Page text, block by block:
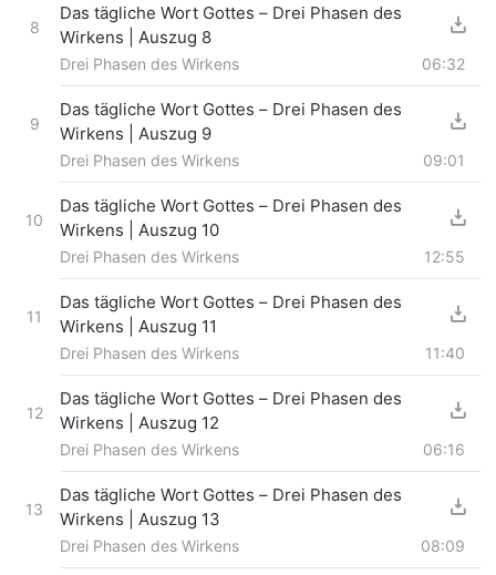
8
Das tägliche Wort Gottes – Drei Phasen des
Wirkens | Auszug 8
Drei Phasen des Wirkens 06:32
9
Das tägliche Wort Gottes – Drei Phasen des
Wirkens | Auszug 9
Drei Phasen des Wirkens 09:01
10
Das tägliche Wort Gottes – Drei Phasen des
Wirkens | Auszug 10
Drei Phasen des Wirkens 12:55
11
Das tägliche Wort Gottes – Drei Phasen des
Wirkens | Auszug 11
Drei Phasen des Wirkens 11:40
12
Das tägliche Wort Gottes – Drei Phasen des
Wirkens | Auszug 12
Drei Phasen des Wirkens 06:16
13
Das tägliche Wort Gottes – Drei Phasen des
Wirkens | Auszug 13
Drei Phasen des Wirkens 08:09